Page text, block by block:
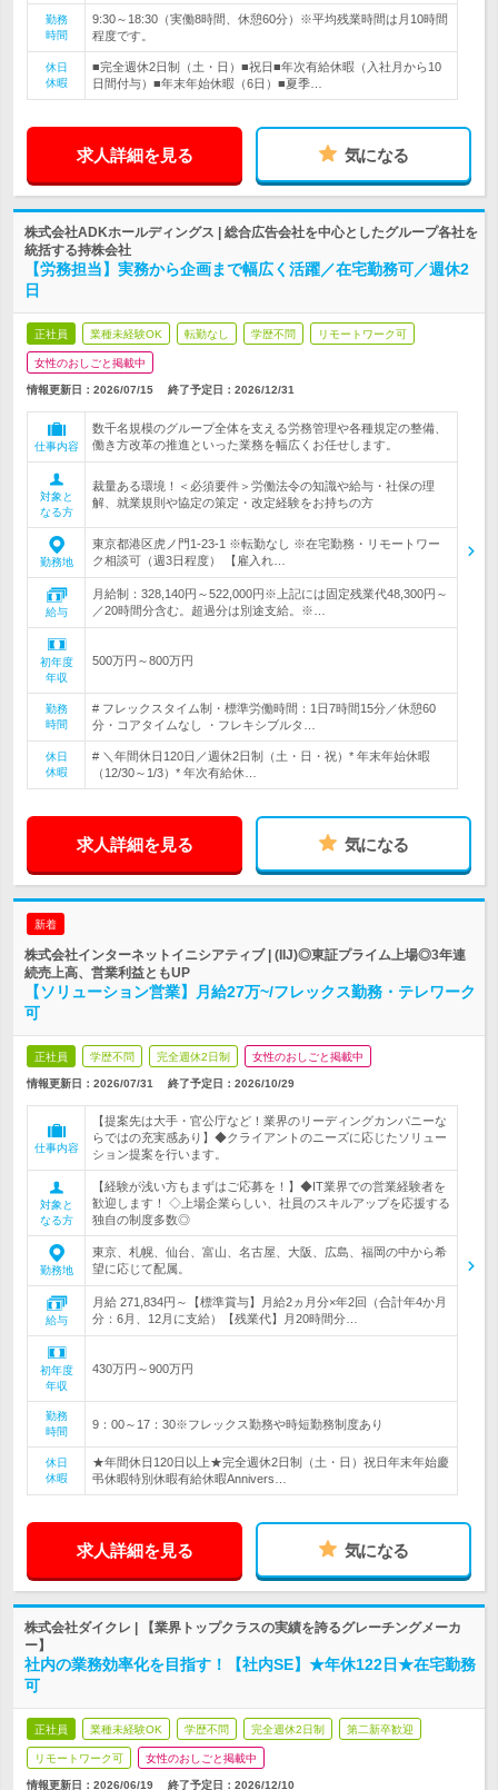
勤務
時間
9:30～18:30（実働8時間、休憩60分）※平均残業時間は月10時間
程度です。
休日
休暇
■完全週休2日制（土・日）■祝日■年次有給休暇（入社月から10
日間付与）■年末年始休暇（6日）■夏季…
求人詳細を見る 気になる
株式会社ADKホールディングス | 総合広告会社を中心としたグループ各社を
統括する持株会社
【労務担当】実務から企画まで幅広く活躍／在宅勤務可／週休2
日
正社員 業種未経験OK 転勤なし 学歴不問 リモートワーク可
女性のおしごと掲載中
情報更新日：2026/07/15 終了予定日： 2026/12/31
仕事内容
数千名規模のグループ全体を支える労務管理や各種規定の整備、
働き方改革の推進といった業務を幅広くお任せします。
対象と
なる方
裁量ある環境！＜必須要件＞労働法令の知識や給与・社保の理
解、就業規則や協定の策定・改定経験をお持ちの方
勤務地
東京都港区虎ノ門1-23-1 ※転勤なし ※在宅勤務・リモートワー
ク相談可（週3日程度） 【雇入れ…
給与
月給制：328,140円～522,000円※上記には固定残業代48,300円～
／20時間分含む。超過分は別途支給。※…
初年度
年収
500万円～800万円
勤務
時間
# フレックスタイム制・標準労働時間：1日7時間15分／休憩60
分・コアタイムなし ・フレキシブルタ…
休日
休暇
# ＼年間休日120日／週休2日制（土・日・祝）* 年末年始休暇
（12/30～1/3）* 年次有給休…
求人詳細を見る 気になる
新着
株式会社インターネットイニシアティブ | (IIJ)◎東証プライム上場◎3年連
続売上高、営業利益ともUP
【ソリューション営業】月給27万~/フレックス勤務・テレワーク
可
正社員 学歴不問 完全週休2日制 女性のおしごと掲載中
情報更新日：2026/07/31 終了予定日： 2026/10/29
仕事内容
【提案先は大手・官公庁など！業界のリーディングカンパニーな
らではの充実感あり】◆クライアントのニーズに応じたソリュー
ション提案を行います。
対象と
なる方
【経験が浅い方もまずはご応募を！】◆IT業界での営業経験者を
歓迎します！ ◇上場企業らしい、社員のスキルアップを応援する
独自の制度多数◎
勤務地
東京、札幌、仙台、富山、名古屋、大阪、広島、福岡の中から希
望に応じて配属。
給与
月給 271,834円～【標準賞与】月給2ヵ月分×年2回（合計年4か月
分：6月、12月に支給）【残業代】月20時間分…
初年度
年収
430万円～900万円
勤務
時間
9：00～17：30※フレックス勤務や時短勤務制度あり
休日
休暇
★年間休日120日以上★完全週休2日制（土・日）祝日年末年始慶
弔休暇特別休暇有給休暇Annivers…
求人詳細を見る 気になる
株式会社ダイクレ | 【業界トップクラスの実績を誇るグレーチングメーカ
ー】
社内の業務効率化を目指す！【社内SE】★年休122日★在宅勤務
可
正社員 業種未経験OK 学歴不問 完全週休2日制 第二新卒歓迎
リモートワーク可 女性のおしごと掲載中
情報更新日：2026/06/19 終了予定日： 2026/12/10